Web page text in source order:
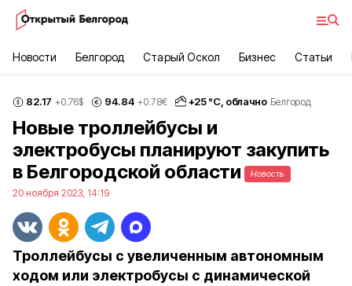
Новости Белгород Старый Оскол Бизнес Статьи
82.17 +0.76$ 94.84 +0.78€ +25°С, облачно Белгород
Новые троллейбусы и
электробусы планируют закупить
в Белгородской области
Новость
20 ноября 2023, 14:19
Троллейбусы с увеличенным автономным
ходом или электробусы с динамической